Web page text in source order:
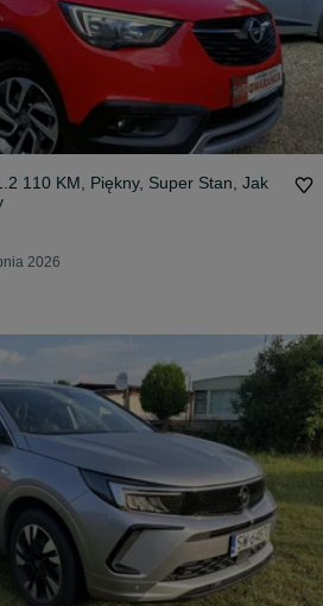
110 KM, Piękny, Super Stan, Jak
2026